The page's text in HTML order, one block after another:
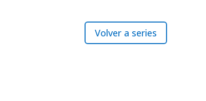
Volver a series